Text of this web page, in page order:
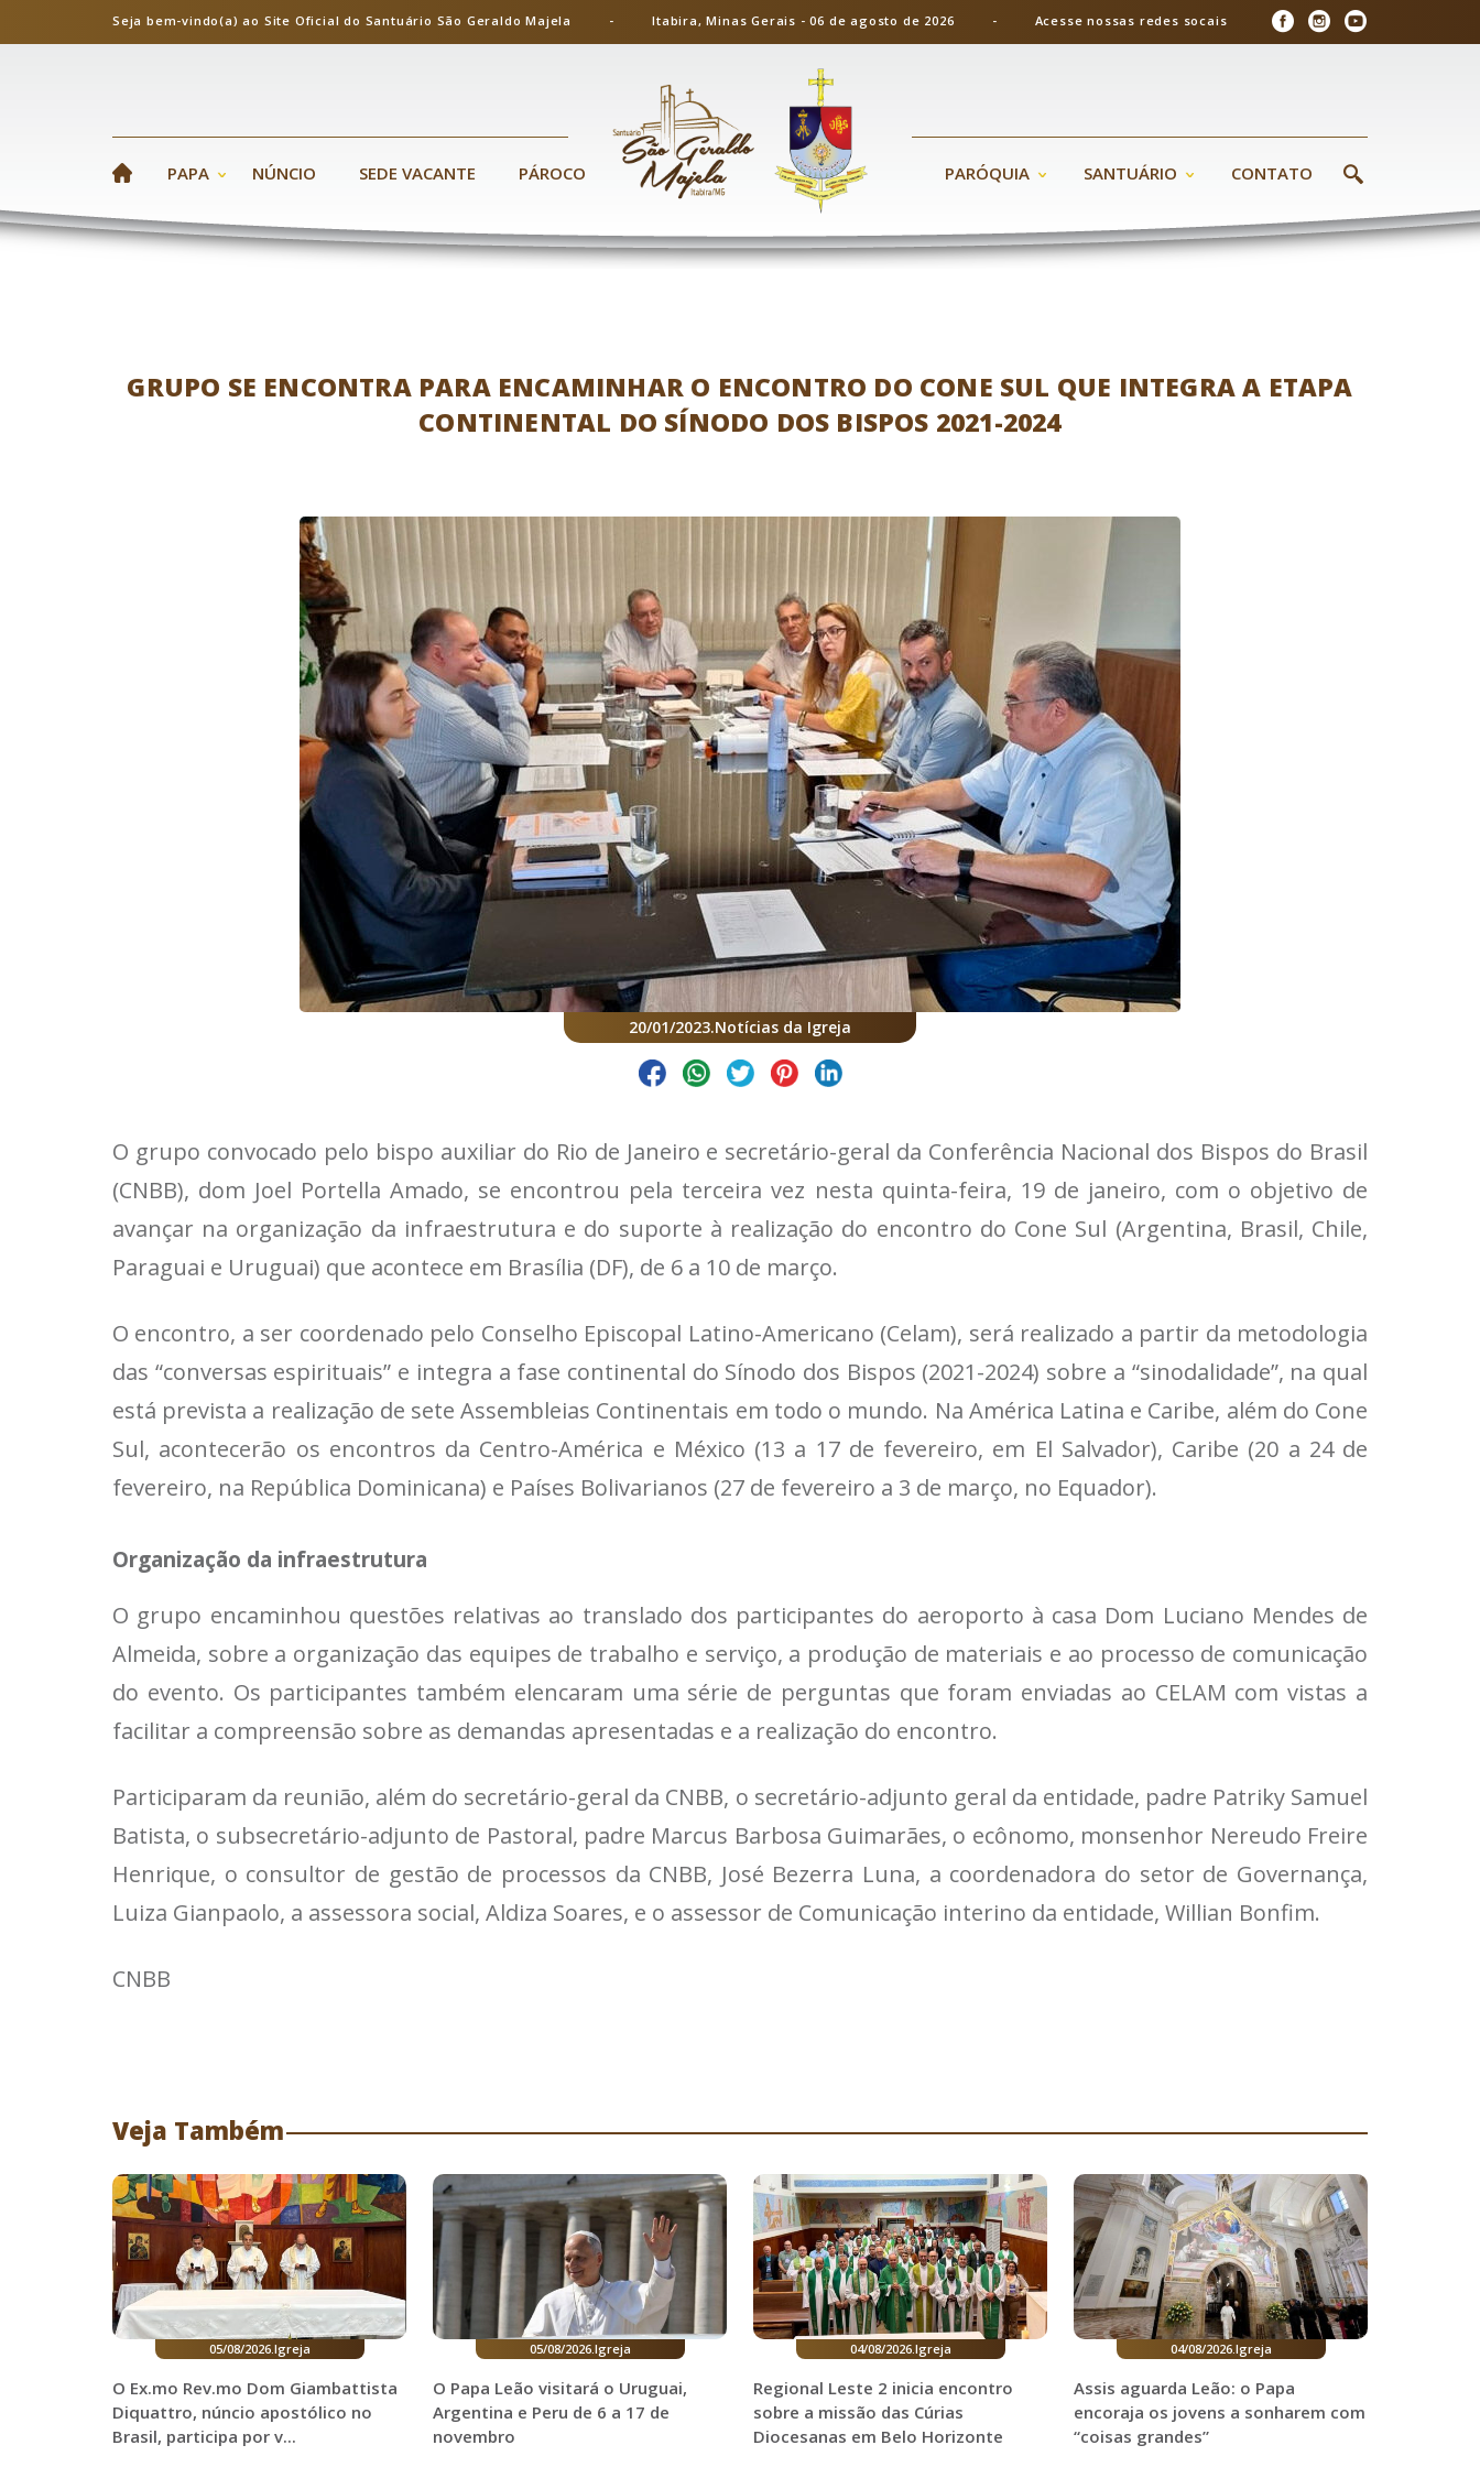
Seja bem-vindo(a) ao Site Oficial do Santuário São Geraldo Majela - Itabira, Minas Gerais - 06 de agosto de 2026 - Acesse nossas redes socais
PAPA NÚNCIO SEDE VACANTE PÁROCO PARÓQUIA SANTUÁRIO CONTATO
GRUPO SE ENCONTRA PARA ENCAMINHAR O ENCONTRO DO CONE SUL QUE INTEGRA A ETAPA
CONTINENTAL DO SÍNODO DOS BISPOS 2021-2024
20/01/2023.Notícias da Igreja
O grupo convocado pelo bispo auxiliar do Rio de Janeiro e secretário-geral da Conferência Nacional dos Bispos do Brasil
(CNBB), dom Joel Portella Amado, se encontrou pela terceira vez nesta quinta-feira, 19 de janeiro, com o objetivo de
avançar na organização da infraestrutura e do suporte à realização do encontro do Cone Sul (Argentina, Brasil, Chile,
Paraguai e Uruguai) que acontece em Brasília (DF), de 6 a 10 de março.
O encontro, a ser coordenado pelo Conselho Episcopal Latino-Americano (Celam), será realizado a partir da metodologia
das “conversas espirituais” e integra a fase continental do Sínodo dos Bispos (2021-2024) sobre a “sinodalidade”, na qual
está prevista a realização de sete Assembleias Continentais em todo o mundo. Na América Latina e Caribe, além do Cone
Sul, acontecerão os encontros da Centro-América e México (13 a 17 de fevereiro, em El Salvador), Caribe (20 a 24 de
fevereiro, na República Dominicana) e Países Bolivarianos (27 de fevereiro a 3 de março, no Equador).
Organização da infraestrutura
O grupo encaminhou questões relativas ao translado dos participantes do aeroporto à casa Dom Luciano Mendes de
Almeida, sobre a organização das equipes de trabalho e serviço, a produção de materiais e ao processo de comunicação
do evento. Os participantes também elencaram uma série de perguntas que foram enviadas ao CELAM com vistas a
facilitar a compreensão sobre as demandas apresentadas e a realização do encontro.
Participaram da reunião, além do secretário-geral da CNBB, o secretário-adjunto geral da entidade, padre Patriky Samuel
Batista, o subsecretário-adjunto de Pastoral, padre Marcus Barbosa Guimarães, o ecônomo, monsenhor Nereudo Freire
Henrique, o consultor de gestão de processos da CNBB, José Bezerra Luna, a coordenadora do setor de Governança,
Luiza Gianpaolo, a assessora social, Aldiza Soares, e o assessor de Comunicação interino da entidade, Willian Bonfim.
CNBB
Veja Também
05/08/2026.Igreja
O Ex.mo Rev.mo Dom Giambattista
Diquattro, núncio apostólico no
Brasil, participa por v...
05/08/2026.Igreja
O Papa Leão visitará o Uruguai,
Argentina e Peru de 6 a 17 de
novembro
04/08/2026.Igreja
Regional Leste 2 inicia encontro
sobre a missão das Cúrias
Diocesanas em Belo Horizonte
04/08/2026.Igreja
Assis aguarda Leão: o Papa
encoraja os jovens a sonharem com
“coisas grandes”